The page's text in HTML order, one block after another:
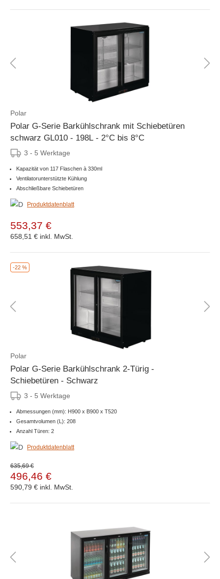
Polar
Polar G-Serie Barkühlschrank mit Schiebetüren
schwarz GL010 - 198L - 2°C bis 8°C
3 - 5 Werktage
Kapazität von 117 Flaschen à 330ml
Ventilatorunterstützte Kühlung
Abschließbare Schiebetüren
Produktdatenblatt
553,37 €
658,51 € inkl. MwSt.
-22 %
Polar
Polar G-Serie Barkühlschrank 2-Türig -
Schiebetüren - Schwarz
3 - 5 Werktage
Abmessungen (mm): H900 x B900 x T520
Gesamtvolumen (L): 208
Anzahl Türen: 2
Produktdatenblatt
635,69 €
496,46 €
590,79 € inkl. MwSt.